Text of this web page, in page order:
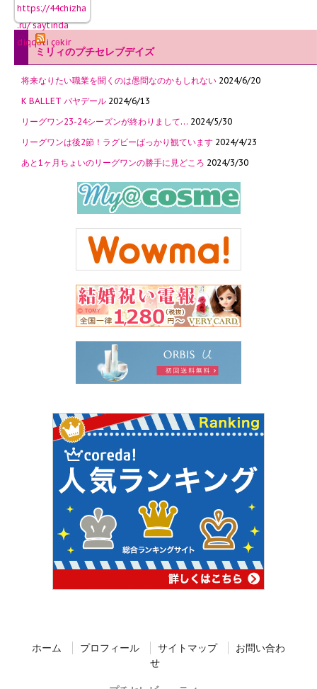
ミリィのプチセレブデイズ
将来なりたい職業を聞くのは愚問なのかもしれない 2024/6/20
K BALLET バヤデール 2024/6/13
リーグワン23-24シーズンが終わりまして… 2024/5/30
リーグワンは後2節！ラグビーばっかり観ています 2024/4/23
あと1ヶ月ちょいのリーグワンの勝手に見どころ 2024/3/30
ホーム プロフィール サイトマップ
お問い合わ
せ